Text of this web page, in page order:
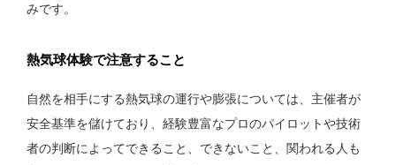
みです。
熱気球体験で注意すること
自然を相手にする熱気球の運行や膨張については、主催者が
安全基準を儲けており、経験豊富なプロのパイロットや技術
者の判断によってできること、できないこと、関われる人も